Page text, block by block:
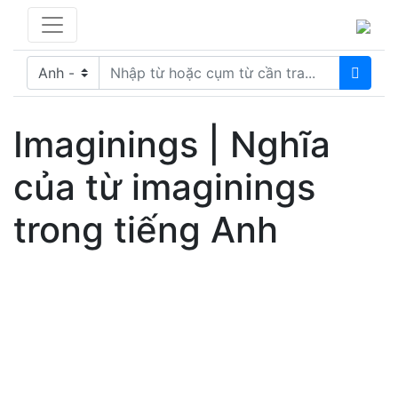
Imaginings | Nghĩa
của từ imaginings
trong tiếng Anh